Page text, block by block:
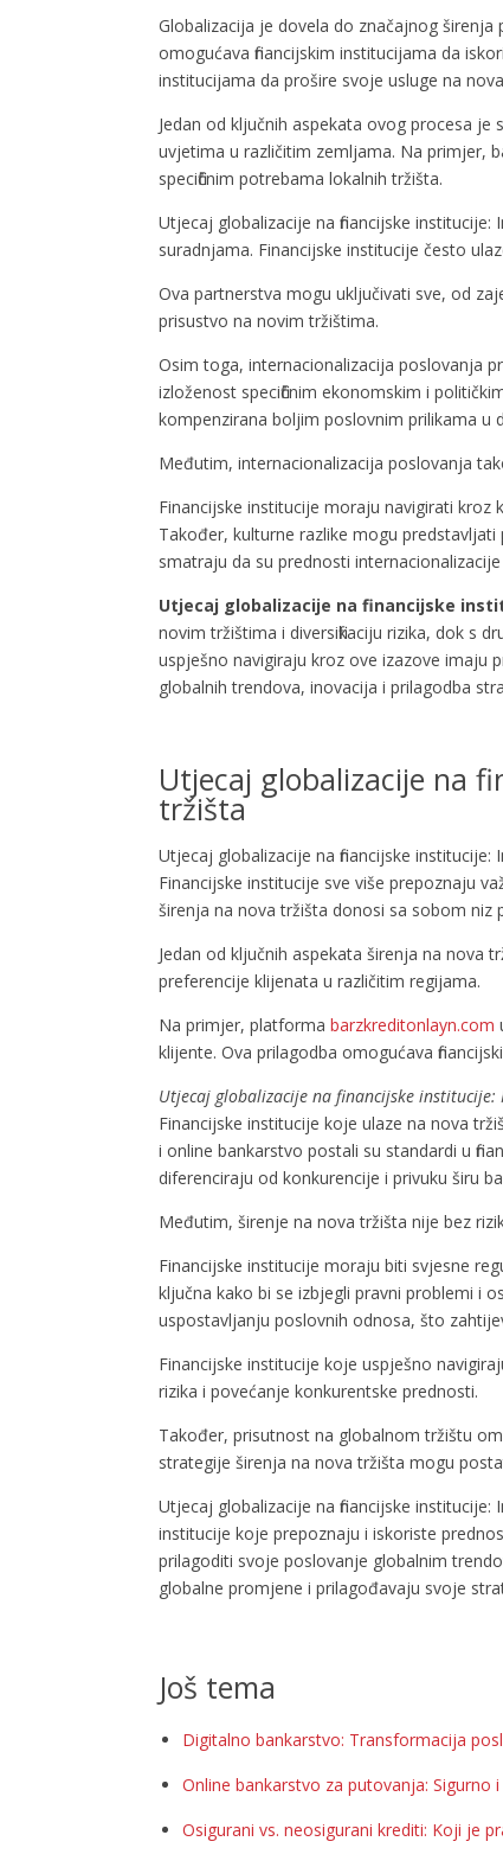
Globalizacija je dovela do značajnog
omogućava financijskim institucijama da
institucijama da prošire svoje usluge na
Jedan od ključnih aspekata ovog procesa
uvjetima u različitim zemljama. Na primjer,
specifičnim potrebama lokalnih tržišta.
Utjecaj globalizacije na financijske
suradnjama. Financijske institucije često
Ova partnerstva mogu uključivati sve, od
prisustvo na novim tržištima.
Osim toga, internacionalizacija poslovanja
izloženost specifičnim ekonomskim i
kompenzirana boljim poslovnim prilikama u
Međutim, internacionalizacija poslovanja
Financijske institucije moraju navigirati kroz
Također, kulturne razlike mogu
smatraju da su prednosti
Utjecaj globalizacije na financijske
novim tržištima i diversifikaciju rizika, dok s
uspješno navigiraju kroz ove izazove imaju
globalnih trendova, inovacija i prilagodba
Utjecaj globalizacije na
tržišta
Utjecaj globalizacije na financijske
Financijske institucije sve više prepoznaju
širenja na nova tržišta donosi sa sobom
Jedan od ključnih aspekata širenja na nova
preferencije klijenata u različitim regijama.
Na primjer, platformabarzkreditonlayn.com
klijente. Ova prilagodba omogućava
Utjecaj globalizacije na financijske
Financijske institucije koje ulaze na nova
i online bankarstvo postali su standardi u
diferenciraju od konkurencije i privuku širu
Međutim, širenje na nova tržišta nije bez
Financijske institucije moraju biti svjesne
ključna kako bi se izbjegli pravni problemi i
uspostavljanju poslovnih odnosa, što
Financijske institucije koje uspješno
rizika i povećanje konkurentske prednosti.
Također, prisutnost na globalnom tržištu
strategije širenja na nova tržišta mogu
Utjecaj globalizacije na financijske
institucije koje prepoznaju i iskoriste
prilagoditi svoje poslovanje globalnim
globalne promjene i prilagođavaju svoje
Još tema
Digitalno bankarstvo: Transformacija
Online bankarstvo za putovanja: Sigurno
Osigurani vs. neosigurani krediti: Koji je